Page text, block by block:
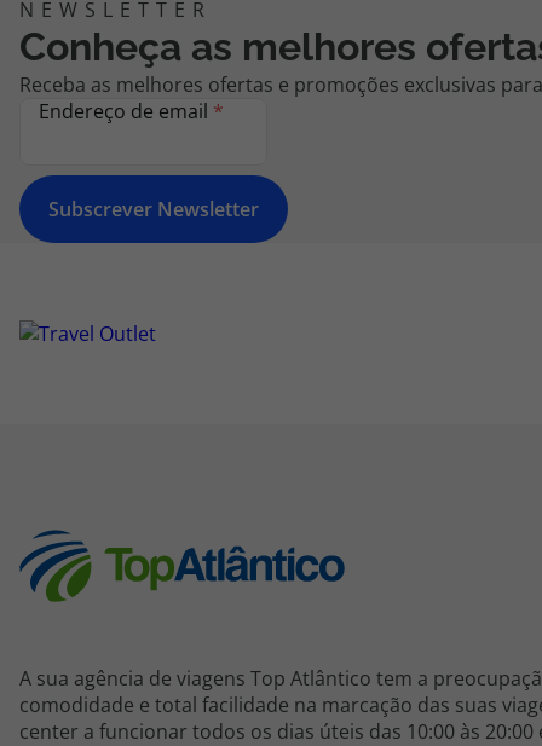
Conheça as melhores
Receba as melhores ofertas e promoções exclusivas
Endereço de email *
Subscrever Newsletter
A sua agência de viagens Top Atlântico tem a
comodidade e total facilidade na marcação das suas
center a funcionar todos os dias úteis das 10:00 às 20:00